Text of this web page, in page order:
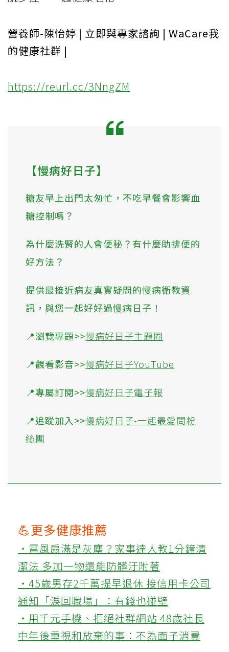
營養師-陳怡婷 | 立即與專家諮詢 | WaCare我
的健康社群 |
https://reurl.cc/3NngZM
【慢病好日子】
糖友早上出門太匆忙，不吃早餐會影響血
糖控制嗎？
為什麼洗腎的人會便秘？有什麼助排便的
好方法？
提供最接近病友真實疑問的慢病衛教資
訊，與您一起好好過慢病日子！
📍瀏覽專題>>慢病好日子主題圈
📍觀看影音>>慢病好日子YouTube
📍專屬訂閱>>慢病好日子電子報
📍追蹤加入>>慢病好日子-一起最愛問粉
絲團
💪更多健康推薦
‧電風扇滿是灰塵？家事達人教1分鐘清
潔法 多加一物還能防髒汙附著
‧45歲男存2千萬提早退休 接信用卡公司
通知「淚回職場」：有錢也碰壁
‧用千元手機、拒絕社群網站 48歲社長
中年後重視和放棄的事：不為面子消費